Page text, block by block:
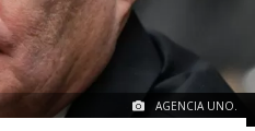
AGENCIA UNO.